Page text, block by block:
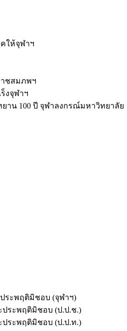
ให้จุฬาฯ
ชสมภพฯ
งจุฬาฯ
ยาน 100 ปี จุฬาลงกรณ์มหาวิทยาลัย
ระพฤติมิชอบ (จุฬาฯ)
ประพฤติมิชอบ (ป.ป.ช.)
ประพฤติมิชอบ (ป.ป.ท.)